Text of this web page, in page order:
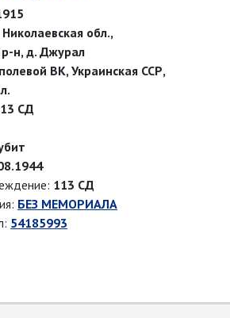
Николаевская обл.,
н, д. Джурал
ВК, Украинская ССР,
СД
113 СД
БЕЗ МЕМОРИАЛА
54185993